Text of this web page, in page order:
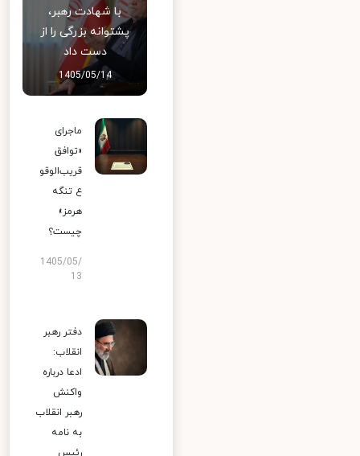
با شهادت رهبر،
پشتوانه بزرگی را از
دست داد
1405/05/14
ماجرای
«توافق
قریب‌الوقو
ع تنگه
هرمز»
چیست؟
1405/05/
13
دفتر رهبر
انقلاب:
ادعا درباره
واکنش
رهبر انقلاب
به نامه
رئیس